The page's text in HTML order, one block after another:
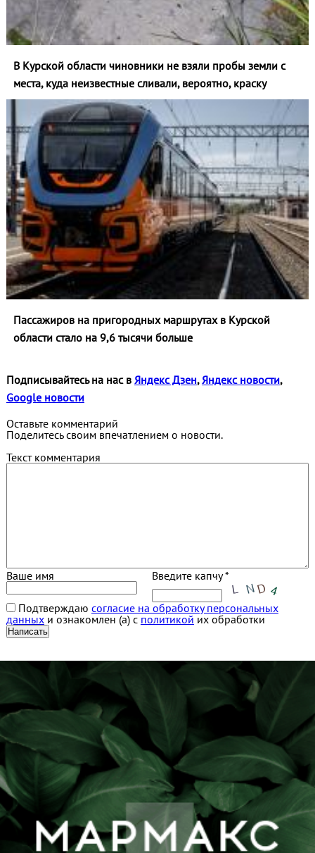
В Курской области чиновники не взяли пробы земли с
места, куда неизвестные сливали, вероятно, краску
Пассажиров на пригородных маршрутах в Курской
области стало на 9,6 тысячи больше
Подписывайтесь на нас в Яндекс Дзен, Яндекс новости,
Google новости
Оставьте комментарий
Поделитесь своим впечатлением о новости.
Текст комментария
Ваше имя Введите капчу *
Подтверждаю согласие на обработку персональных
данныхи ознакомлен (а) с политикой их обработки